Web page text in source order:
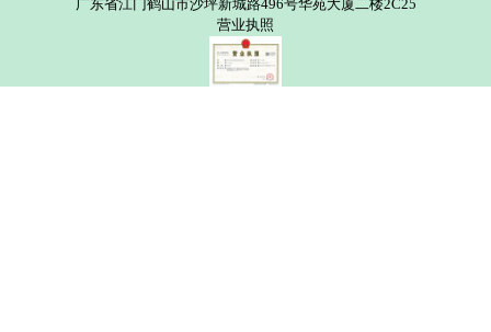
广东省江门鹤山市沙坪新城路496号华苑大厦二楼2C25
营业执照